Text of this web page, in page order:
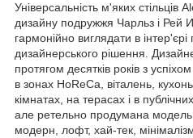
Універсальність м'яких стільців
дизайну подружжя Чарльз і Рей
гармонійно виглядати в
дизайнерського рішення.
протягом десятків років з
в зонах HoReCa, віталень,
кімнатах, на терасах і в
але ретельно продумана модель
модерн, лофт, хай-тек,